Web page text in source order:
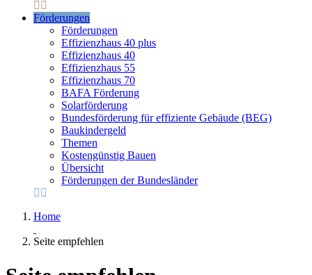
Förderungen
Förderungen
Effizienzhaus 40 plus
Effizienzhaus 40
Effizienzhaus 55
Effizienzhaus 70
BAFA Förderung
Solarförderung
Bundesförderung für effiziente Gebäude (BEG)
Baukindergeld
Themen
Kostengünstig Bauen
Übersicht
Förderungen der Bundesländer
Home
Seite empfehlen